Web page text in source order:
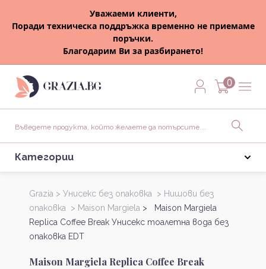
Уважаеми клиенти,
Поради техническа поддръжка временно не приемаме
поръчки.
Благодарим Ви за разбирането!
0
Категории
Grazia > Унисекс без опаковка > Нишови без
опаковка > Maison Margiela > Maison Margiela
Replica Coffee Break Унисекс тоалетна вода без
опаковка EDT
Maison Margiela Replica Coffee Break